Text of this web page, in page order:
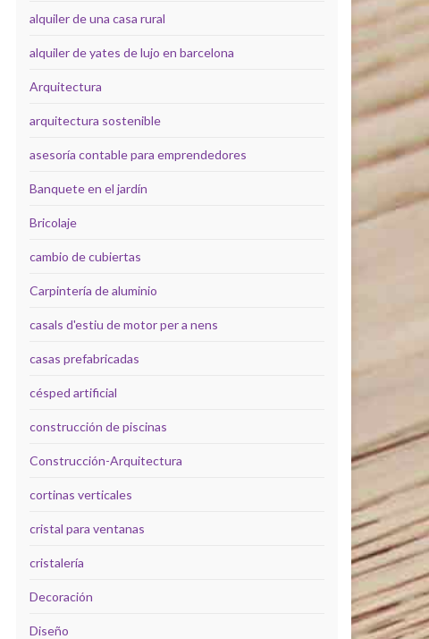
alquiler de una casa rural
alquiler de yates de lujo en barcelona
Arquitectura
arquitectura sostenible
asesoría contable para emprendedores
Banquete en el jardín
Bricolaje
cambio de cubiertas
Carpintería de aluminio
casals d'estiu de motor per a nens
casas prefabricadas
césped artificial
construcción de piscinas
Construcción-Arquitectura
cortinas verticales
cristal para ventanas
cristalería
Decoración
Diseño